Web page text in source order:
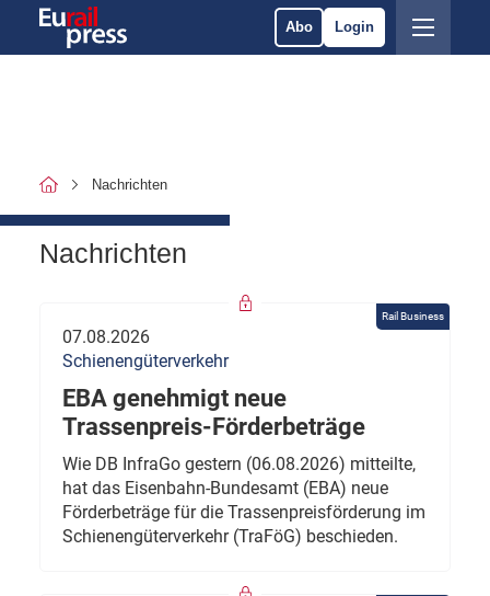
Abo Login
Nachrichten
Nachrichten
Rail Business
07.08.2026
Schienengüterverkehr
EBA genehmigt neue
Trassenpreis-Förderbeträge
Wie DB InfraGo gestern (06.08.2026) mitteilte,
hat das Eisenbahn-Bundesamt (EBA) neue
Förderbeträge für die Trassenpreisförderung im
Schienengüterverkehr (TraFöG) beschieden.